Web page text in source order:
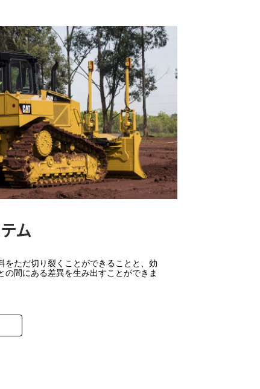
ム
をただ切り裂くことができることと、効
間にある差異を生み出すことができま